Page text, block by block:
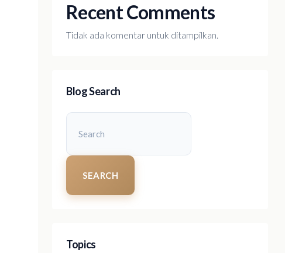
Recent Comments
Tidak ada komentar untuk ditampilkan.
Blog Search
SEARCH
Topics